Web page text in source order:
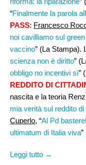
“Finalmente la parola
PASS: Francesco
noi cavilliamo sul
vaccino” (La Stampa).
scienza non è diritto”
obbligo no incentivi sì”
REDDITO DI
nascita e la teoria
mia verità sul reddito
Cuperlo, “Al Pd
ultimatum di Italia viva
Leggi tutto →